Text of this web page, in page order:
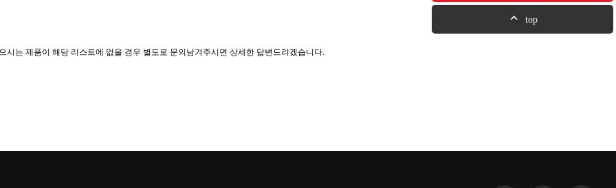
top
시는 제품이 해당 리스트에 없을 경우 별도로 문의남겨주시면 상세한 답변드리겠습니다.